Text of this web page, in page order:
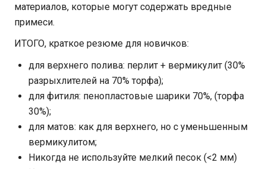
материалов, которые могут содержать вредные
примеси.
ИТОГО, краткое резюме для новичков:
для верхнего полива: перлит + вермикулит (30%
разрыхлителей на 70% торфа);
для фитиля: пенопластовые шарики 70%, (торфа
30%);
для матов: как для верхнего, но с уменьшенным
вермикулитом;
Никогда не используйте мелкий песок (<2 мм)